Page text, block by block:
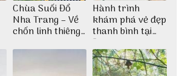
Chùa Suối Đổ
Nha Trang – Về
chốn linh thiêng
thiền định
Hành trình
khám phá vẻ đẹp
thanh bình tại
Đảo Phú Quý